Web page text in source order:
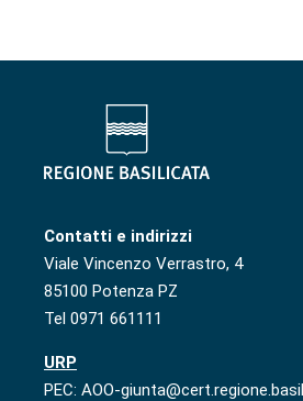
Contatti e indirizzi
Viale Vincenzo Verrastro, 4
85100 Potenza PZ
Tel 0971 661111
URP
PEC: AOO-